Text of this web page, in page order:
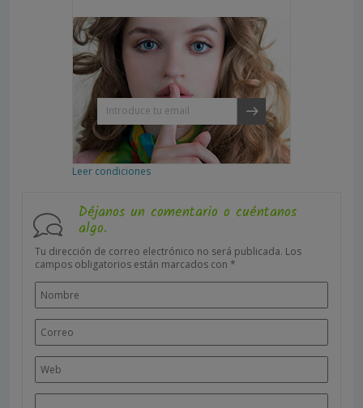
Leer condiciones
Déjanos un comentario o cuéntanos
algo.
Tu dirección de correo electrónico no será publicada. Los
campos obligatorios están marcados con *